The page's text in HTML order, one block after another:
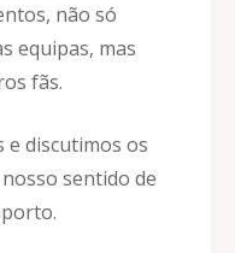
não só
equipas, mas
fãs.
e discutimos os
sentido de